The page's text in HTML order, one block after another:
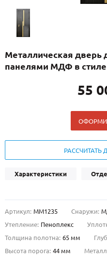
(29)
ПО НАЗНАЧЕНИЮ
ДВЕРИ С ТЕРМОРАЗРЫВОМ
ГАЛЕРЕЯ
ОПЛАТА
УСТАНОВКА
О НАС
КОНТАКТЫ
Металлическая дверь
панелями МДФ в
55
РАССЧИТАТЬ
Характеристики
Артикул: ММ1235 Снаружи:
Утепление: Пеноплекс
Толщина полотна: 65 мм
Высота порога: 44 мм